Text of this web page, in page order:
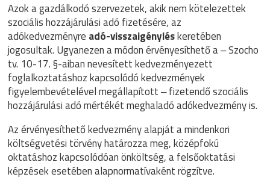
Azok a gazdálkodó szervezetek, akik nem kötelezettek
szociális hozzájárulási adó fizetésére, az
adókedvezményre adó-visszaigényléskeretében
jogosultak. Ugyanezen a módon érvényesíthető a ‒ Szocho
tv. 10-17. §-aiban nevesített kedvezményezett
foglalkoztatáshoz kapcsolódó kedvezmények
figyelembevételével megállapított ‒ fizetendő szociális
hozzájárulási adó mértékét meghaladó adókedvezmény is.
Az érvényesíthető kedvezmény alapját a mindenkori
költségvetési törvény határozza meg, középfokú
oktatáshoz kapcsolódóan önköltség, a felsőoktatási
képzések esetében alapnormatívaként rögzítve.